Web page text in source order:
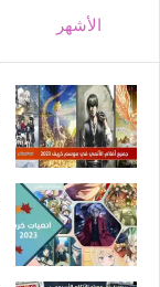
الأشهر